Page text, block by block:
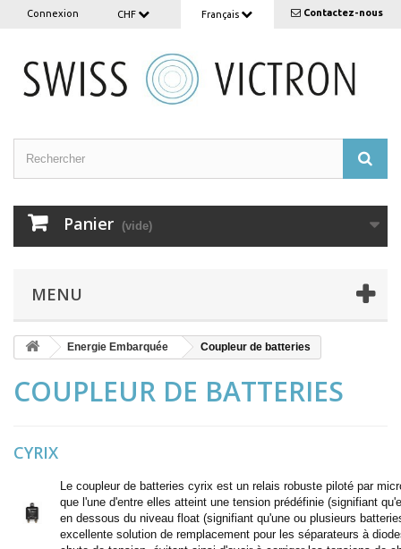
Contactez-nous
Français
CHF
Connexion
Panier (vide)
MENU
Energie Embarquée Coupleur de batteries
COUPLEUR DE BATTERIES
CYRIX
Le coupleur de batteries cyrix est un relais robuste piloté par
que l'une d'entre elles atteint une tension prédéfinie (signifiant
en dessous du niveau float (signifiant qu'une ou plusieurs
excellente solution de remplacement pour les séparateurs à